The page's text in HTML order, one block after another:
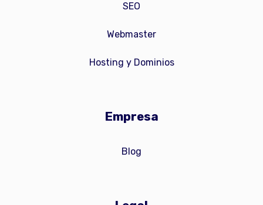
SEO
Webmaster
Hosting y Dominios
Empresa
Blog